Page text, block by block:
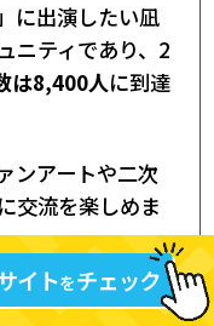
に出演したい凪
ニティであり、2
は8,400人に到達
ンアートや二次
交流を楽しめま
ト